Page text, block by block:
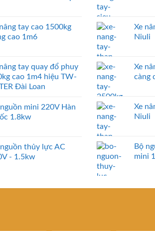
tay cao 1500kg
cao 1m6
tay quay đổ phuy
cao 1m4 hiệu TW-
Đài Loan
nguồn mini 220V Hàn
1.8kw
nguồn thủy lực AC
- 1.5kw
Xe
Niuli
Xe
càng
Xe
Niuli
Bộ
mini